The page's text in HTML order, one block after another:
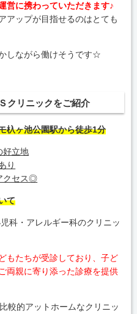
営に携わっていただきます♪
アップが目指せるのはとても
しながら働けそうです☆
クリニックをご紹介
ヶ池公園駅から徒歩1分
好立地
り
クセス◎
て
科・アレルギー科のクリニッ
もたちが受診しており、子ど
両親に寄り添った診療を提供
較的アットホームなクリニッ